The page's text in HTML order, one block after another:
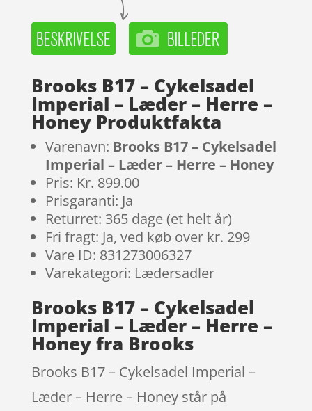
Brooks B17 – Cykelsadel
Imperial – Læder – Herre –
Honey Produktfakta
Varenavn: Brooks B17 – Cykelsadel
Imperial – Læder – Herre – Honey
Pris: Kr. 899.00
Prisgaranti: Ja
Returret: 365 dage (et helt år)
Fri fragt: Ja, ved køb over kr. 299
Vare ID: 831273006327
Varekategori: Lædersadler
Brooks B17 – Cykelsadel
Imperial – Læder – Herre –
Honey fra Brooks
Brooks B17 – Cykelsadel Imperial –
Læder – Herre – Honey står på